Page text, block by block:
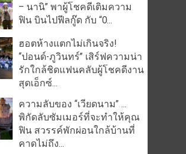
– นานิ” พาผู้โชคดีเติมความ
ฟิน บินไปฟีลกู๊ด กับ “O...
ฮอตห้างแตกไม่เกินจริง!
“ปอนด์-ภูวินทร์” เสิร์ฟความน่า
รักใกล้ชิดแฟนคลับผู้โชคดีงาน
สุดเอ็กซ์...
ความลับของ “เวียดนาม” …
พิกัดลับซัมเมอร์ที่จะทำให้คุณ
ฟิน สวรรค์พักผ่อนใกล้บ้านที่
คาดไม่ถึง...